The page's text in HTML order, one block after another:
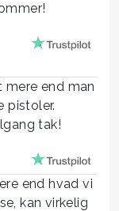
mere end man
pistoler.
tak!
end hvad vi
kan virkelig